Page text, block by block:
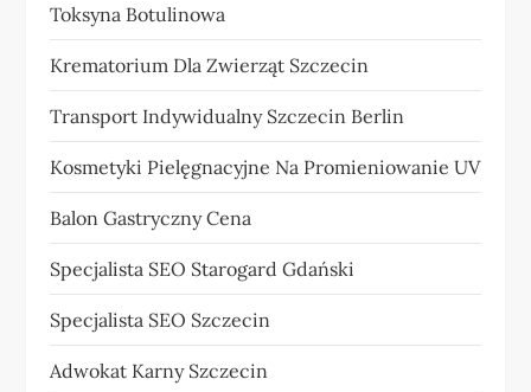
Toksyna Botulinowa
Krematorium Dla Zwierząt Szczecin
Transport Indywidualny Szczecin Berlin
Kosmetyki Pielęgnacyjne Na Promieniowanie UV
Balon Gastryczny Cena
Specjalista SEO Starogard Gdański
Specjalista SEO Szczecin
Adwokat Karny Szczecin